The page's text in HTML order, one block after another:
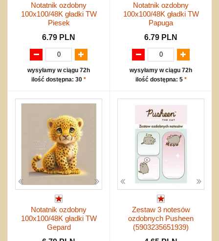
Notatnik ozdobny
100x100/48K gładki TW
Piesek
6.79 PLN
wysyłamy w ciągu 72h
ilość dostępna: 30 *
Notatnik ozdobny
100x100/48K gładki TW
Papuga
6.79 PLN
wysyłamy w ciągu 72h
ilość dostępna: 5 *
Notatnik ozdobny
100x100/48K gładki TW
Gepard
Zestaw 3 notesów
ozdobnych Pusheen
(5903235651939)